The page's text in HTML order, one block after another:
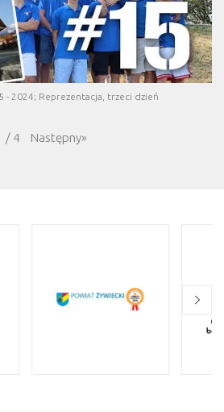
- 2024; Reprezentacja, trzeci dzień
/ 4 Następny»